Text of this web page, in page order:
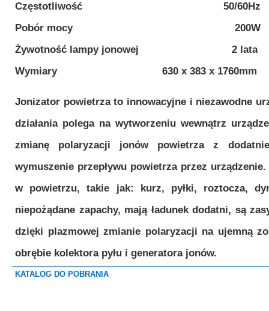
KATALOG DO POBRANIA
Częstotliwość 50/60Hz
Pobór mocy 200W
Żywotność lampy jonowej 2 lata
Wymiary 630 x 383 x 1760mm
Jonizator powietrza to innowacyjne i niezawodne
działania polega na wytworzeniu wewnątrz
zmianę polaryzacji jonów powietrza z
wymuszenie przepływu powietrza przez
w powietrzu, takie jak: kurz, pyłki, roztocza,
niepożądane zapachy, mają ładunek dodatni, są
dzięki plazmowej zmianie polaryzacji na ujemną
obrębie kolektora pyłu i generatora jonów.